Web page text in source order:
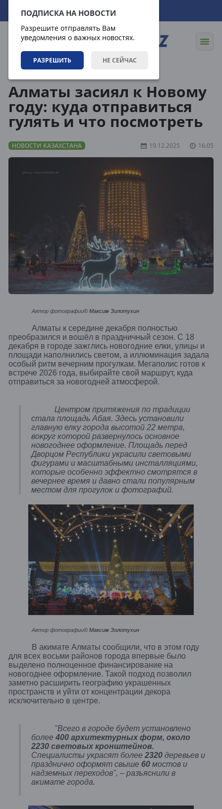
ПОДПИСКА НА НОВОСТИ
Разрешите отправлять Вам
уведомления о важных новостях.
РАЗРЕШИТЬ НЕ СЕЙЧАС
10.08.2026 17:13:31
Алматы засиял к Новому
году: куда отправиться
гулять и что посмотреть
НОВОСТИ КАЗАХСТАНА 19.12.2025 16:05
Автор фотографии© Максим Золотухин
Алматы к середине декабря полностью
преобразился и вошёл в праздничный сезон. С 18
декабря в городе зажглись новогодние елки, улицы и
площади наполнились светом, а иллюминация задала
особый ритм вечерним прогулкам. Мегаполис готов к
встрече 2026 года, выбирайте свой маршрут, куда
отправиться за новогодней атмосферой.
Центром притяжения по традиции
стала площадь Абая. Здесь установили
главную елку города высотой 22 метра,
вокруг которой развернулось основное
новогоднее оформление. Площадь перед
Дворцом Республики украсили световыми
фигурами и масштабными инсталляциями,
которые особенно эффектно смотрятся в
вечернее время и давно стали популярным
местом для прогулок и фотографий.
Автор фотографии© Максим Золотухин
В акимате Алматы сообщили, что в этом году
для всех восьми районов города впервые было
выделено полноценное финансирование на
новогоднее оформление. Такой подход позволил
заметно расширить географию украшенных
пространств и уйти от концентрации декора
исключительно в центре.
"Всего в городе будет установлено
более 400 архитектурных форм, около
2230 световых кронштейнов.
Специалисты украсят более 2320 деревьев и
празднично оформят свыше 60 мостов и
надземных переходов", – разъяснили в
акимате города.